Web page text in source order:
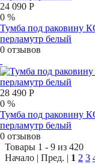
24 090 Р
0 %
Тумба под раковину
перламутр белый
0 отзывов
28 490 Р
0 %
Тумба под раковину
перламутр белый
0 отзывов
Товары 1 - 9 из 420
Начало | Пред. | 1 2 3